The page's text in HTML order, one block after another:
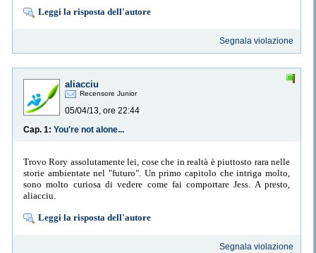
Leggi la risposta dell'autore
Segnala violazione
aliacciu
Recensore Junior
05/04/13, ore 22:44
Cap. 1: You're not alone...
Trovo Rory assolutamente lei, cose che in realtà è piuttosto rara nelle
storie ambientate nel "futuro". Un primo capitolo che intriga molto,
sono molto curiosa di vedere come fai comportare Jess. A presto,
aliacciu.
Leggi la risposta dell'autore
Segnala violazione